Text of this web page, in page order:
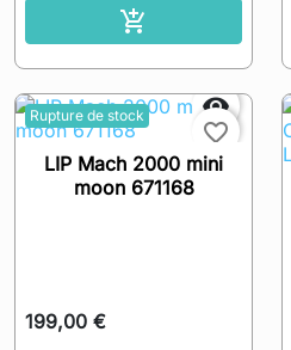

Rupture de stock

favorite_border
LIP Mach 2000 mini
moon 671168
199,00 €